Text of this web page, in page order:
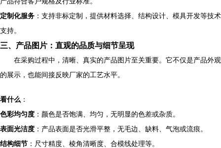
定制化服务 ：支持非标定制，提供材料选择、结构设计、模具开发等技术
支持。
三、产品图片：直观的品质与细节呈现
在采购过程中，清晰、真实的产品图片至关重要。它不仅是产品外观
的展示，也能间接反映厂家的工艺水平。
看什么 ：
色彩均匀度 ：颜色是否饱满、均匀，无明显的色差或杂质。
表面光洁度 ：产品表面是否光滑平整，无毛边、缺料、气泡或流痕。
结构细节 ：尺寸精度、棱角清晰度、合模线处理等。